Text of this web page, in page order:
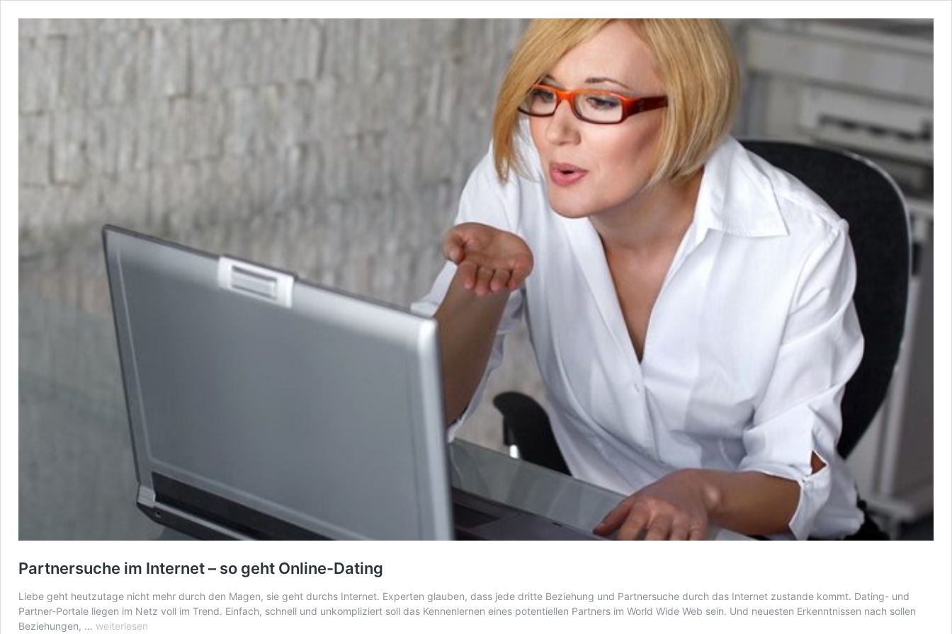
Partnersuche im Internet – so geht Online-Dating
Liebe geht heutzutage nicht mehr durch den Magen, sie geht durchs Internet. Experten glauben, dass jede dritte Beziehung und Partnersuche durch das Internet zustande kommt. Dating- und
Partner-Portale liegen im Netz voll im Trend. Einfach, schnell und unkompliziert soll das Kennenlernen eines potentiellen Partners im World Wide Web sein. Und neuesten Erkenntnissen nach sollen
Beziehungen, … Partnersuche
weiterlesen